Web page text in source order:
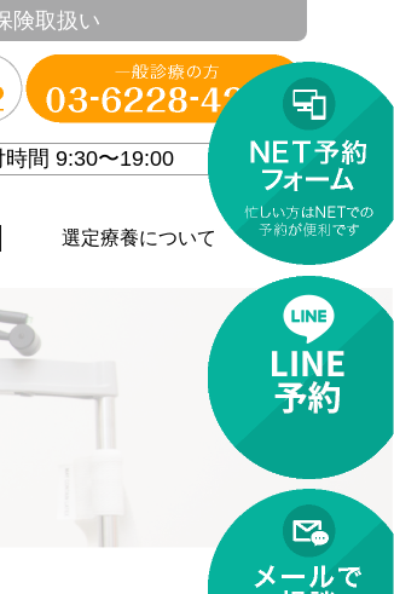
険取扱い
間 9:30〜19:00
選定療養について